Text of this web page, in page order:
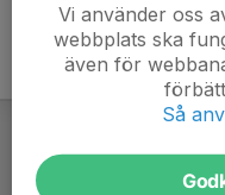
Vi använder oss
webbplats ska
även för
Så